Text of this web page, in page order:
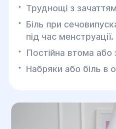
Труднощі з
Біль при
під час менструації.
Постійна втома або
Набряки або біль в